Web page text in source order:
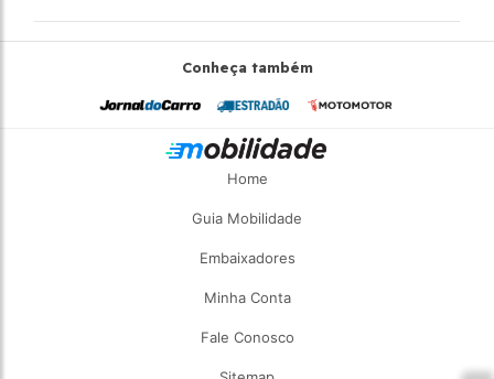
Conheça também
Home
Guia Mobilidade
Embaixadores
Minha Conta
Fale Conosco